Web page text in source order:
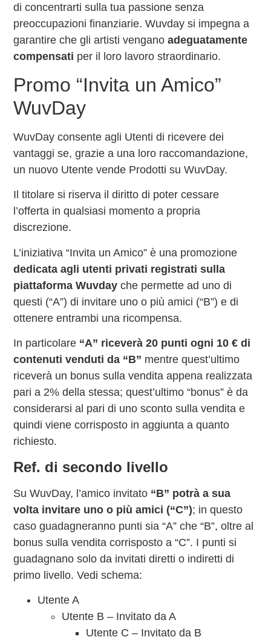
di concentrarti sulla tua passione senza
preoccupazioni finanziarie. Wuvday si impegna a
garantire che gli artisti venganoadeguatamente
compensati per il loro lavoro straordinario.
Promo “Invita un Amico”
WuvDay
WuvDay consente agli Utenti di ricevere dei
vantaggi se, grazie a una loro raccomandazione,
un nuovo Utente vende Prodotti su WuvDay.
Il titolare si riserva il diritto di poter cessare
l’offerta in qualsiasi momento a propria
discrezione.
L’iniziativa “Invita un Amico” è una promozione
dedicata agli utenti privati registrati sulla
piattaforma Wuvday che permette ad uno di
questi (“A”) di invitare uno o più amici (“B”) e di
ottenere entrambi una ricompensa.
In particolare “A” riceverà 20 punti ogni 10 € di
contenuti venduti da “B” mentre quest’ultimo
riceverà un bonus sulla vendita appena realizzata
pari a 2% della stessa; quest’ultimo “bonus” è da
considerarsi al pari di uno sconto sulla vendita e
quindi viene corrisposto in aggiunta a quanto
richiesto.
Ref. di secondo livello
Su WuvDay, l’amico invitato “B” potrà a sua
volta invitare uno o più amici (“C”); in questo
caso guadagneranno punti sia “A” che “B”, oltre al
bonus sulla vendita corrisposto a “C”. I punti si
guadagnano solo da invitati diretti o indiretti di
primo livello. Vedi schema:
Utente A
Utente B – Invitato da A
Utente C – Invitato da B